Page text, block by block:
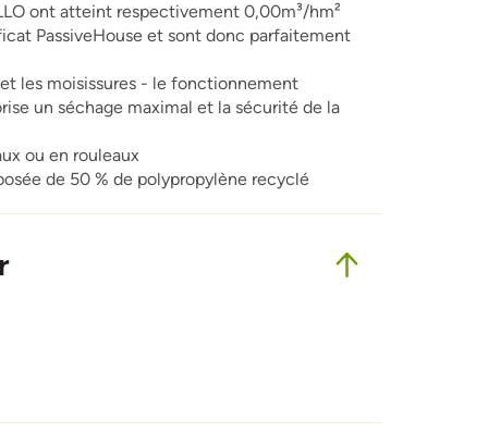
ont atteint respectivement 0,00m³/hm²
PassiveHouse et sont donc parfaitement
les moisissures - le fonctionnement
un séchage maximal et la sécurité de la
ou en rouleaux
de 50 % de polypropylène recyclé